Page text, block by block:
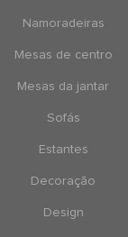
Namoradeiras
Mesas de centro
Mesas da jantar
Sofás
Estantes
Decoração
Design